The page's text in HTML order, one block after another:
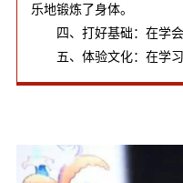
乐地锻炼了身体。
四、打好基础：在学会
五、体验文化：在学习